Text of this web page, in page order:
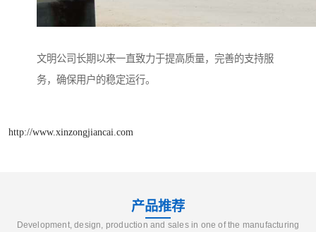
文明公司长期以来一直致力于提高质量，完善的支持服
务，确保用户的稳定运行。
http://www.xinzongjiancai.com
产品推荐
Development, design, production and sales in one of the manufacturing